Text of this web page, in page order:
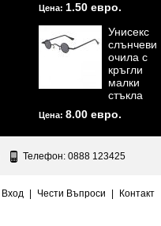
Цена: 1.50 евро.
Унисекс
слънчеви
очила с
кръгли
малки
стъкла
Цена: 8.00 евро.
Телефон: 0888 123425
Вход | Чести Въпроси | Контакт